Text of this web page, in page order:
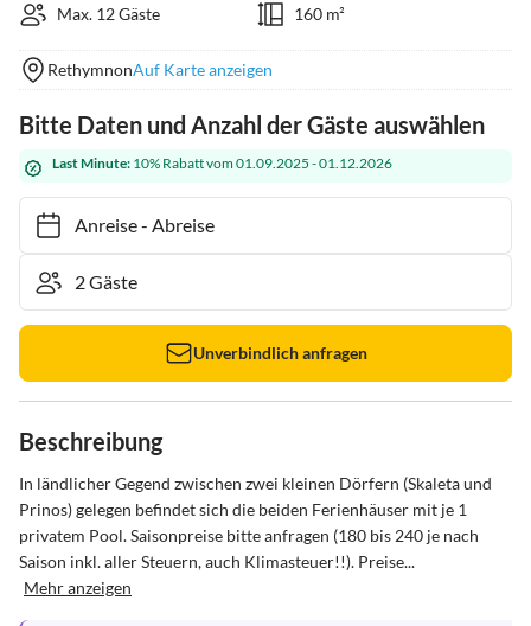
Max. 12 Gäste
160 m²
RethymnonAuf Karte anzeigen
Bitte Daten und Anzahl der Gäste auswählen
Last Minute: 10% Rabatt vom 01.09.2025 - 01.12.2026
Anreise- Abreise
Unverbindlich anfragen
Beschreibung
In ländlicher Gegend zwischen zwei kleinen Dörfern (Skaleta und
Prinos) gelegen befindet sich die beiden Ferienhäuser mit je 1
privatem Pool. Saisonpreise bitte anfragen (180 bis 240 je nach
Saison inkl. aller Steuern, auch Klimasteuer!!). Preise...
Mehr anzeigen